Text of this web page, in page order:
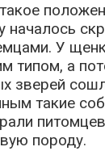
началось
У
типом, а
зверей
такие
породу.